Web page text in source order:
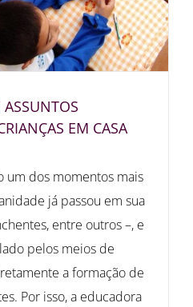
EM CASA
um dos momentos mais
já passou em sua
entre outros –, e
pelos meios de
a formação de
Por isso, a educadora